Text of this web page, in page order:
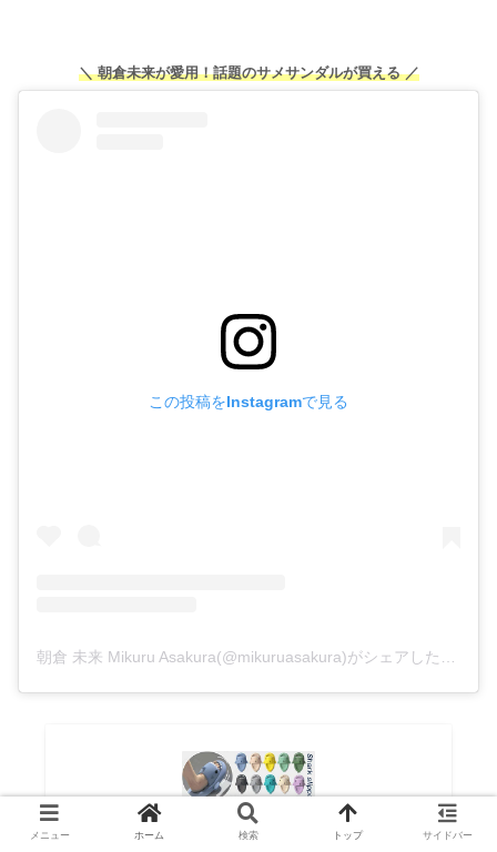
＼ 朝倉未来が愛用！話題のサメサンダルが買える ／
この投稿をInstagramで見る
メニュー ホーム 検索 トップ サイドバー